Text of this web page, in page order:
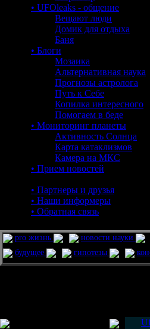
• UFOleaks - общение
Вещают люди
Домик для отдыха
Баня
• Блоги
Мозаика
Альтернативная наука
Прогнозы астролога
Путь к Себе
Копилка интересного
Помогаем в беде
• Мониторинг планеты
Активность Солнца
Карта катаклизмов
Камера на МКС
• Прием новостей
• Партнеры и друзья
• Наши информеры
• Обратная связь
pro жизнь новости науки
будущее
гипотезы